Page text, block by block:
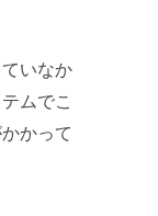
いなか
ムでこ
かって